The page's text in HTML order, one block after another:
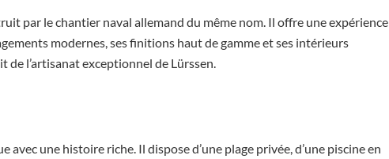
par le chantier naval allemand du même nom. Il offre une expérience
modernes, ses finitions haut de gamme et ses intérieurs
de l’artisanat exceptionnel de Lürssen.
avec une histoire riche. Il dispose d’une plage privée, d’une piscine en